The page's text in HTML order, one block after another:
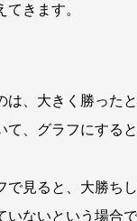
てきます。
は、大きく勝った
て、グラフにする
で見ると、大勝ち
ないという場合で